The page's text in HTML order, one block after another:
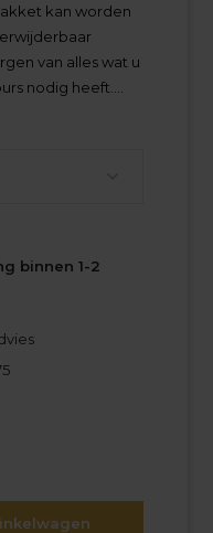
kan worden
van alles wat u
nodig heeft....
binnen 1-2